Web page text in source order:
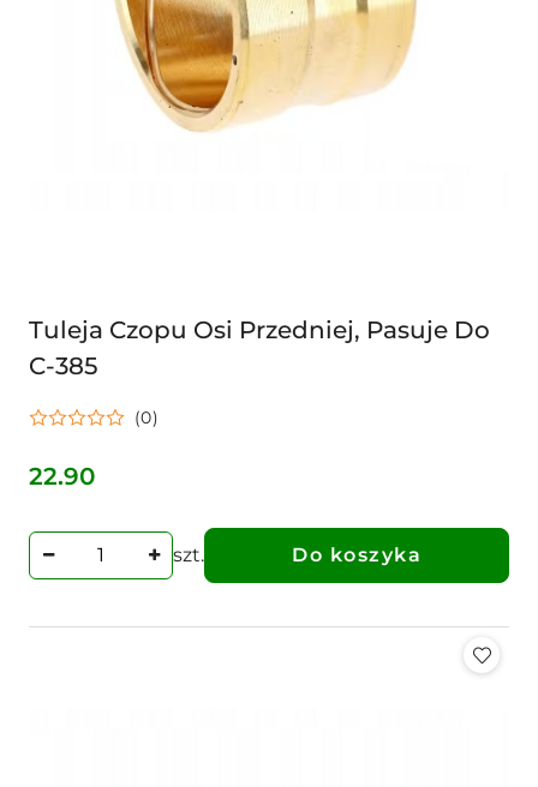
Tuleja Czopu Osi Przedniej, Pasuje Do
C-385
(0)
Cena:
22.90
szt. Do koszyka